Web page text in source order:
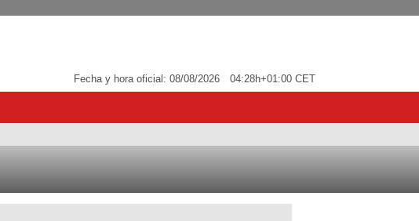
Fecha y hora oficial: 08/08/2026 04:28h+01:00 CET